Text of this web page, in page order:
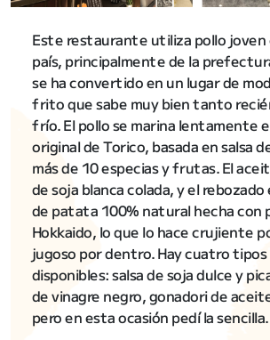
Este restaurante utiliza pollo joven
país, principalmente de la
se ha convertido en un lugar de
frito que sabe muy bien tanto
frío. El pollo se marina lentamente
original de Torico, basada en salsa
más de 10 especias y frutas. El
de soja blanca colada, y el
de patata 100% natural hecha con
Hokkaido, lo que lo hace crujiente
jugoso por dentro. Hay cuatro tipos
disponibles: salsa de soja dulce y
de vinagre negro, gonadori de
pero en esta ocasión pedí la sencilla.